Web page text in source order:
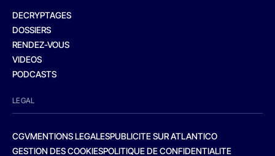
DECRYPTAGES
DOSSIERS
RENDEZ-VOUS
VIDEOS
PODCASTS
LEGAL
CGVMENTIONS LEGALESPUBLICITE SUR ATLANTICO
GESTION DES COOKIESPOLITIQUE DE CONFIDENTIALITE